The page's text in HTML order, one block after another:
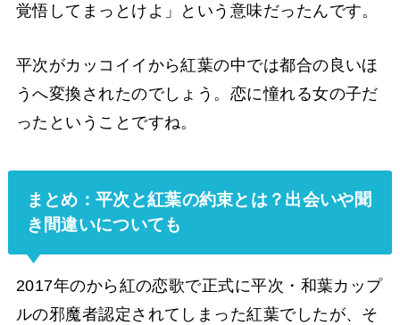
覚悟してまっとけよ」という意味だったんです。
平次がカッコイイから紅葉の中では都合の良いほ
うへ変換されたのでしょう。恋に憧れる女の子だ
ったということですね。
まとめ：平次と紅葉の約束とは？出会いや聞
き間違いについても
2017年のから紅の恋歌で正式に平次・和葉カップ
ルの邪魔者認定されてしまった紅葉でしたが、そ